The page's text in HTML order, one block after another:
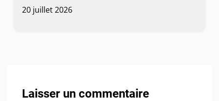
20 juillet 2026
Laisser un commentaire